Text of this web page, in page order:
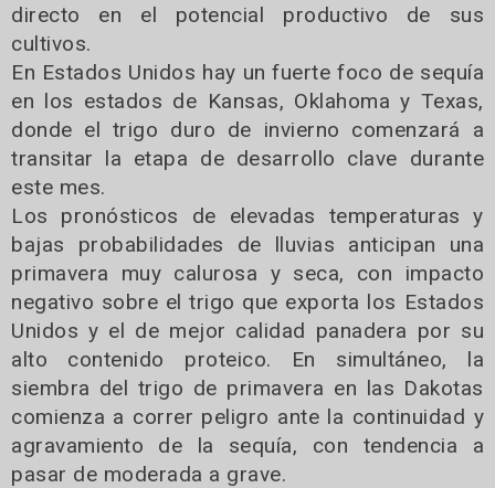
directo en el potencial productivo de sus
cultivos.
En Estados Unidos hay un fuerte foco de sequía
en los estados de Kansas, Oklahoma y Texas,
donde el trigo duro de invierno comenzará a
transitar la etapa de desarrollo clave durante
este mes.
Los pronósticos de elevadas temperaturas y
bajas probabilidades de lluvias anticipan una
primavera muy calurosa y seca, con impacto
negativo sobre el trigo que exporta los Estados
Unidos y el de mejor calidad panadera por su
alto contenido proteico. En simultáneo, la
siembra del trigo de primavera en las Dakotas
comienza a correr peligro ante la continuidad y
agravamiento de la sequía, con tendencia a
pasar de moderada a grave.